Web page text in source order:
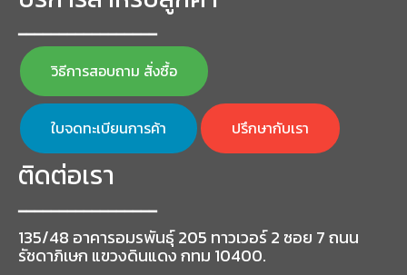
━━━━━━━━━━━━━━━━━
วิธีการสอบถาม สั่งซื้อ
ใบจดทะเบียนการค้า ปรึกษากับเรา
ติดต่อเรา
━━━━━━━━━━━━━━━━━
135/48 อาคารอมรพันธุ์ 205 ทาวเวอร์ 2 ซอย 7 ถนน
รัชดาภิเษก แขวงดินแดง กทม 10400.